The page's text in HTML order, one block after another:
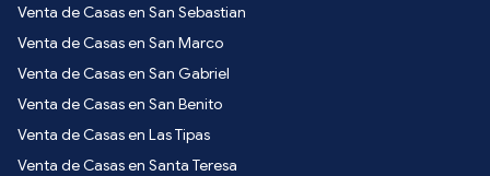
Venta de Casas en San Sebastian
Venta de Casas en San Marco
Venta de Casas en San Gabriel
Venta de Casas en San Benito
Venta de Casas en Las Tipas
Venta de Casas en Santa Teresa